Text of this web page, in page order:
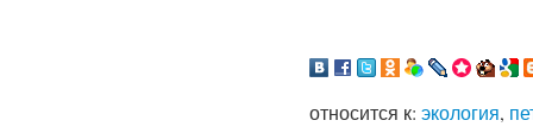
относится к: экология,